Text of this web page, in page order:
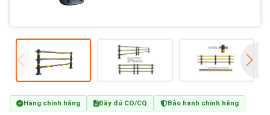
Hàng chính hãng Đầy đủ CO/CQ Bảo hành chính hãng